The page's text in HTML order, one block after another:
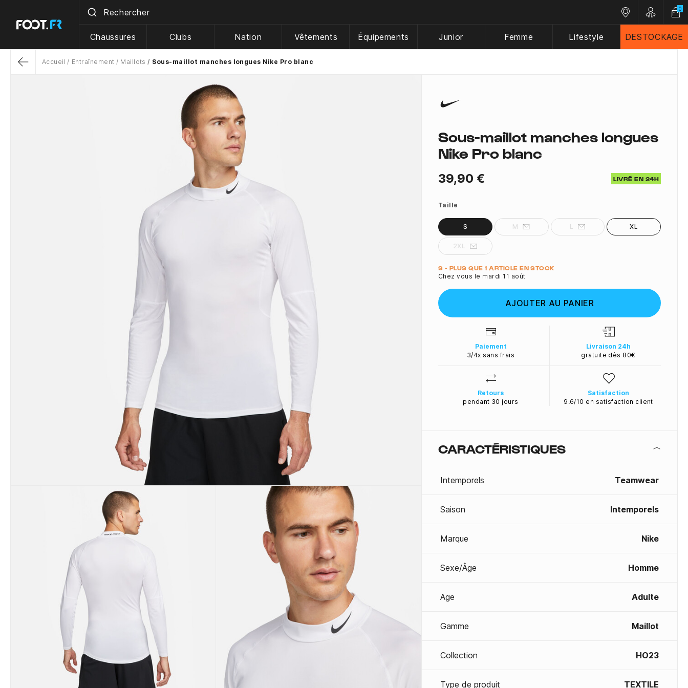
Nos magasins
Customer
0
Chaussures Clubs Nation Vêtements Équipements Junior Femme Lifestyle DESTOCKAGE
Accueil Entraînement Maillots Sous-maillot manches longues Nike Pro blanc
Sous-maillot manches longues
Nike Pro blanc
39,90 € LIVRÉ EN 24H
Taille
S M L XL
2XL
Quantité
S - PLUS QUE 1 ARTICLE EN STOCK
Chez vous le mardi 11 août
AJOUTER AU PANIER
Paiement
3/4x sans frais
Livraison 24h
gratuite dès 80€
Retours
pendant 30 jours
Satisfaction
9.6/10 en satisfaction client
CARACTÉRISTIQUES
Intemporels Teamwear
Saison Intemporels
Marque Nike
Sexe/Âge Homme
Age Adulte
Gamme Maillot
Collection HO23
Type de produit TEXTILE